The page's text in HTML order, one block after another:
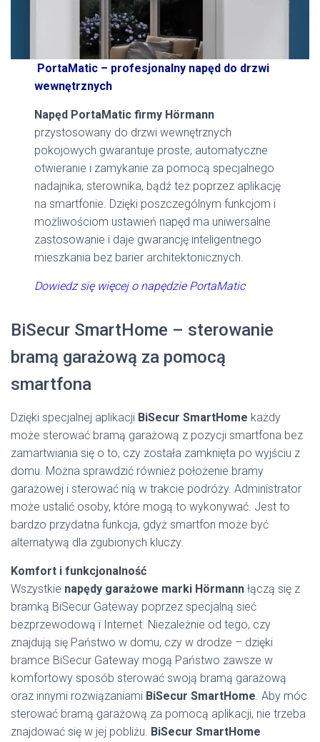
PortaMatic – profesjonalny napęd do drzwi
wewnętrznych
Napęd PortaMatic firmy Hörmann
przystosowany do drzwi wewnętrznych
pokojowych gwarantuje proste, automatyczne
otwieranie i zamykanie za pomocą specjalnego
nadajnika, sterownika, bądź też poprzez aplikację
na smartfonie. Dzięki poszczególnym funkcjom i
możliwościom ustawień napęd ma uniwersalne
zastosowanie i daje gwarancję inteligentnego
mieszkania bez barier architektonicznych.
Dowiedz się więcej o napędzie PortaMatic
BiSecur SmartHome – sterowanie
bramą garażową za pomocą
smartfona
Dzięki specjalnej aplikacji BiSecur SmartHome każdy
może sterować bramą garażową z pozycji smartfona bez
zamartwiania się o to, czy została zamknięta po wyjściu z
domu. Można sprawdzić również położenie bramy
garażowej i sterować nią w trakcie podróży. Administrator
może ustalić osoby, które mogą to wykonywać. Jest to
bardzo przydatna funkcja, gdyż smartfon może być
alternatywą dla zgubionych kluczy.
Komfort i funkcjonalność
Wszystkie napędy garażowe marki Hörmann łączą się z
bramką BiSecur Gateway poprzez specjalną sieć
bezprzewodową i Internet. Niezależnie od tego, czy
znajdują się Państwo w domu, czy w drodze – dzięki
bramce BiSecur Gateway mogą Państwo zawsze w
komfortowy sposób sterować swoją bramą garażową
oraz innymi rozwiązaniami BiSecur SmartHome. Aby móc
sterować bramą garażową za pomocą aplikacji, nie trzeba
znajdować się w jej pobliżu. BiSecur SmartHome